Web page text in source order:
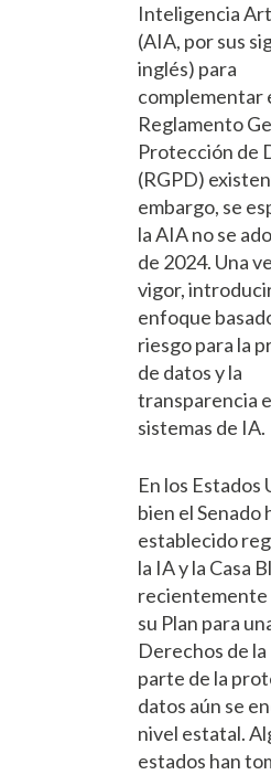
Inteligencia
(AIA, por sus
inglés) para
complementar
Reglamento
Protección de
(RGPD)
embargo, se
la AIA no se
de 2024. Una
vigor,
enfoque
riesgo para la
de datos y la
transparencia
sistemas de IA.
En los Estados
bien el Senado
establecido
la IA y la Casa
recientemente
su Plan para
Derechos de la
parte de la
datos aún se
nivel estatal.
estados han